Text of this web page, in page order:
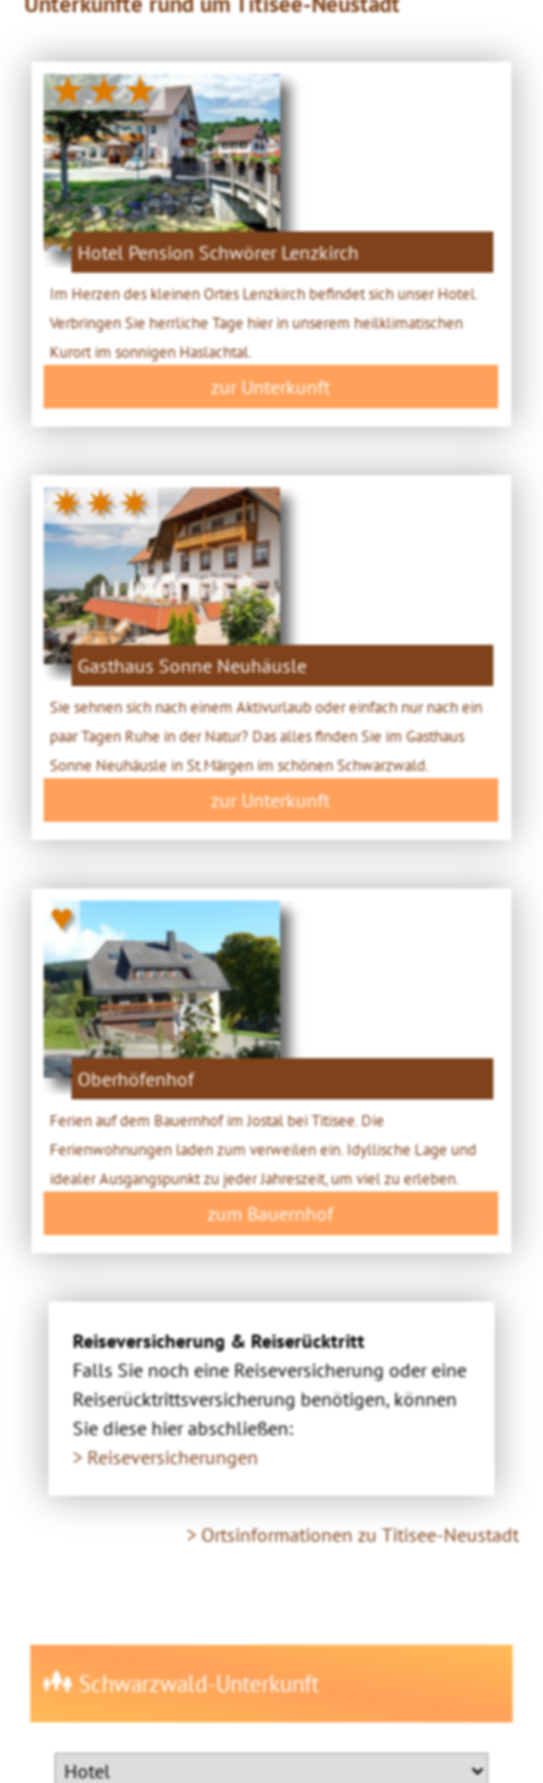
★★★
Hotel Pension Schwörer Lenzkirch
Im Herzen des kleinen Ortes Lenzkirch befindet sich unser Hotel.
Verbringen Sie herrliche Tage hier in unserem heilklimatischen
Kurort im sonnigen Haslachtal.
zur Unterkunft
✷✷✷
Gasthaus Sonne Neuhäusle
Sie sehnen sich nach einem Aktivurlaub oder einfach nur nach ein
paar Tagen Ruhe in der Natur? Das alles finden Sie im Gasthaus
Sonne Neuhäusle in St.Märgen im schönen Schwarzwald.
zur Unterkunft
♥
Oberhöfenhof
Ferien auf dem Bauernhof im Jostal bei Titisee. Die
Ferienwohnungen laden zum verweilen ein. Idyllische Lage und
idealer Ausgangspunkt zu jeder Jahreszeit, um viel zu erleben.
zum Bauernhof
Reiseversicherung & Reiserücktritt
Falls Sie noch eine Reiseversicherung oder eine
Reiserücktrittsversicherung benötigen, können
Sie diese hier abschließen:
> Reiseversicherungen
> Ortsinformationen zu Titisee-Neustadt
Schwarzwald-Unterkunft